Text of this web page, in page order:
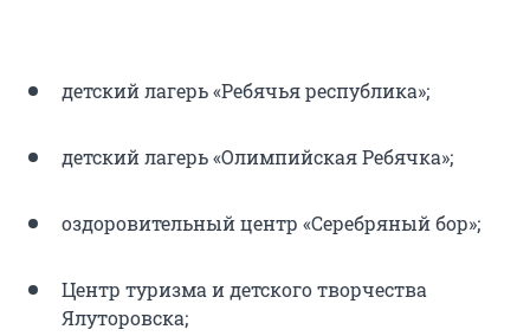
детский лагерь «Ребячья республика»;
детский лагерь «Олимпийская Ребячка»;
оздоровительный центр «Серебряный бор»;
Центр туризма и детского творчества
Ялуторовска;